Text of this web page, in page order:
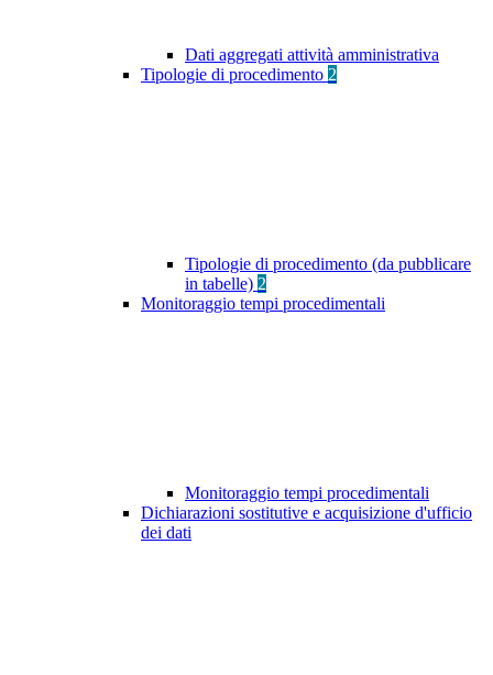
Dati aggregati attività amministrativa
Tipologie di procedimento 2
Tipologie di procedimento (da pubblicare
in tabelle) 2
Monitoraggio tempi procedimentali
Monitoraggio tempi procedimentali
Dichiarazioni sostitutive e acquisizione d'ufficio
dei dati